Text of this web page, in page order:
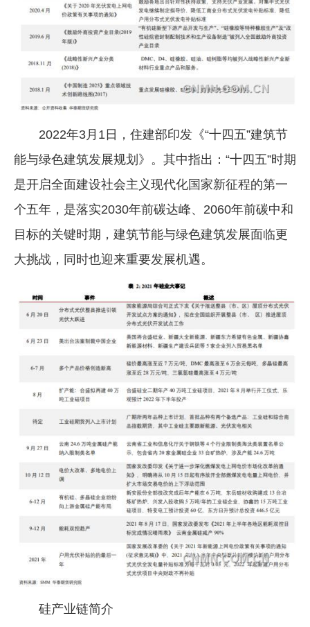
2022年3月1日，住建部印发《“十四五”建筑节
能与绿色建筑发展规划》。其中指出：“十四五”时期
是开启全面建设社会主义现代化国家新征程的第一
个五年，是落实2030年前碳达峰、2060年前碳中和
目标的关键时期，建筑节能与绿色建筑发展面临更
大挑战，同时也迎来重要发展机遇。
硅产业链简介